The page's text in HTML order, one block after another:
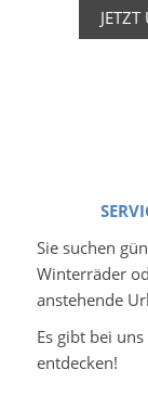
Sie suchen
Winterräder
anstehende
Es gibt bei
entdecken!